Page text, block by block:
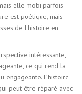
elle mobi parfois
est poétique, mais
de l’histoire en
intéressante,
ce qui rend la
L’histoire
peut être réparé avec